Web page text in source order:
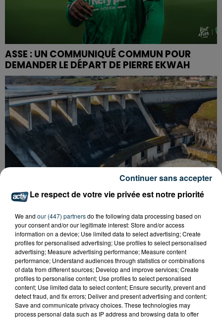
ASSE : UN COMMUNIQUÉ COMMUN POUR
DEMANDER LE DÉPART DE PIERRE EKWAH
CYANOBACTÉRIES : LE PRÉFÊT PREND UN
ARRÊTÉ POUR LES ACTIVITÉS DE...
Le respect de votre vie privée est notre priorité
We and our (447) partnersdo the following data processing based on
your consent and/or our legitimate interest: Store and/or access
information on a device; Use limited data to select advertising; Create
profiles for personalised advertising; Use profiles to select personalised
advertising; Measure advertising performance; Measure content
performance; Understand audiences through statistics or combinations
of data from different sources; Develop and improve services; Create
profiles to personalise content; Use profiles to select personalised
content; Use limited data to select content; Ensure security, prevent and
detect fraud, and fix errors; Deliver and present advertising and content;
Save and communicate privacy choices. These technologies may
process personal data such as IP address and browsing data to offer
Continuer sans accepter